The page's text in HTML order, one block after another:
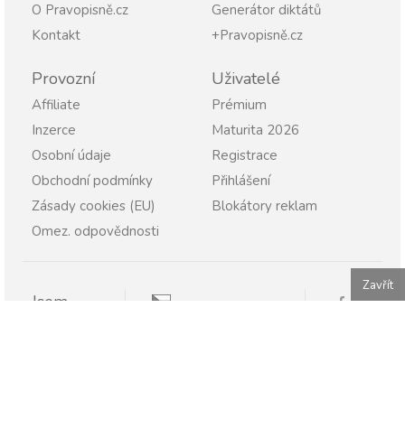
O Pravopisně.cz
Kontakt
Generátor diktátů
+Pravopisně.cz
Provozní
Affiliate
Inzerce
Osobní údaje
Obchodní podmínky
Zásady cookies (EU)
Omez. odpovědnosti
Uživatelé
Prémium
Maturita 2026
Registrace
Přihlášení
Blokátory reklam
Jsem
Zavřít